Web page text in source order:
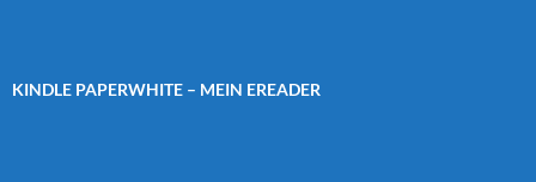
KINDLE PAPERWHITE – MEIN EREADER